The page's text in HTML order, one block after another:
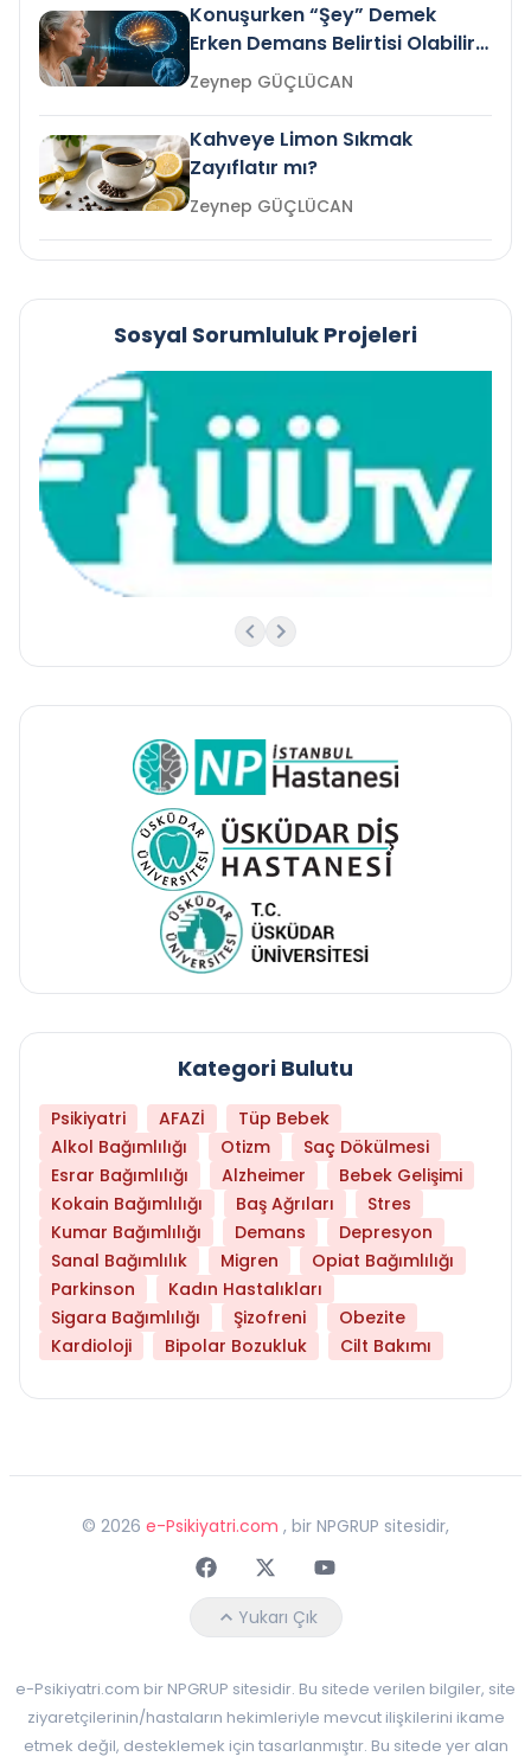
Konuşurken “Şey” Demek
Erken Demans Belirtisi Olabilir
mi?
Zeynep GÜÇLÜCAN
Kahveye Limon Sıkmak
Zayıflatır mı?
Zeynep GÜÇLÜCAN
Sosyal Sorumluluk Projeleri
Kategori Bulutu
Psikiyatri AFAZİ
Tüp Bebek
Alkol Bağımlılığı
Otizm
Saç Dökülmesi
Esrar Bağımlılığı
Alzheimer
Bebek Gelişimi
Kokain Bağımlılığı
Baş Ağrıları
Stres
Kumar Bağımlılığı
Demans
Depresyon
Sanal Bağımlılık
Migren
Opiat Bağımlılığı
Parkinson
Kadın Hastalıkları
Sigara Bağımlılığı
Şizofreni
Obezite
Kardioloji
Bipolar Bozukluk Cilt Bakımı
© 2026 e-Psikiyatri.com , bir NPGRUP sitesidir,
FaceebokTwitterYoutube
Yukarı Çık
e-Psikiyatri.com bir NPGRUP sitesidir. Bu sitede verilen bilgiler, site
ziyaretçilerinin/hastaların hekimleriyle mevcut ilişkilerini ikame
etmek değil, desteklemek için tasarlanmıştır. Bu sitede yer alan